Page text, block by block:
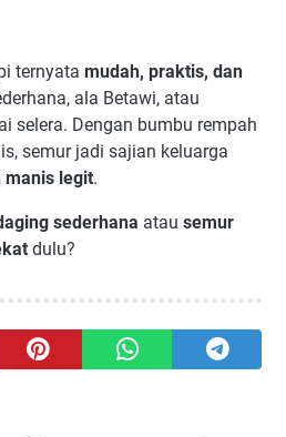
ternyata mudah, praktis, dan
ala Betawi, atau
selera. Dengan bumbu rempah
semur jadi sajian keluarga
manis legit.
sederhana atau semur
dulu?